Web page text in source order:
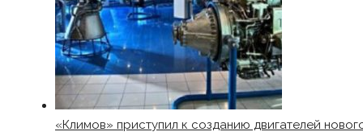
«Климов» приступил к созданию двигателей